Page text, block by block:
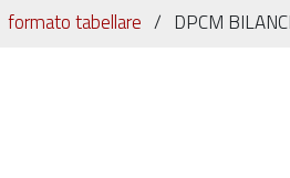
formato tabellare DPCM